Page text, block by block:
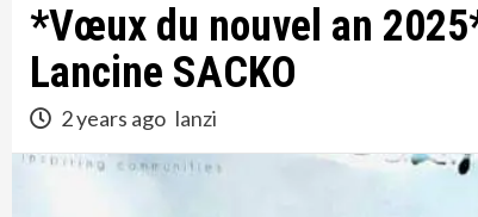
*Vœux du nouvel an
Lancine SACKO
2 years ago lanzi